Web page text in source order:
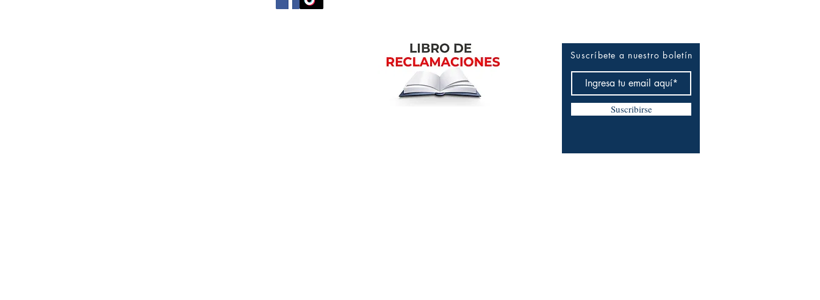
Suscríbete a nuestro boletín
Suscribirse